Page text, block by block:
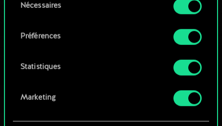
ces cookies optionnels ne seront appliqués
Vous pouvez consulter tous les détails sur notre
préférences dans le menu "Paramètres" ci-
duNécessaires
Préférences
Statistiques
Marketing
Parcourir les jeux de la communauté